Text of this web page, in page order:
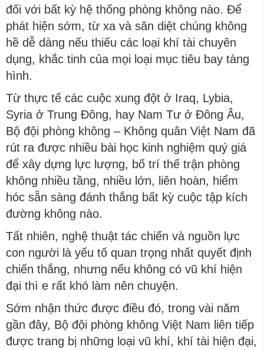
đối với bất kỳ hệ thống phòng không nào. Để
phát hiện sớm, từ xa và săn diệt chúng không
hề dễ dàng nếu thiếu các loại khí tài chuyên
dụng, khắc tinh của mọi loại mục tiêu bay tàng
hình.
Từ thực tế các cuộc xung đột ở Iraq, Lybia,
Syria ở Trung Đông, hay Nam Tư ở Đông Âu,
Bộ đội phòng không – Không quân Việt Nam đã
rút ra được nhiều bài học kinh nghiệm quý giá
để xây dựng lực lượng, bố trí thế trận phòng
không nhiều tầng, nhiều lớn, liên hoàn, hiểm
hóc sẵn sàng đánh thắng bất kỳ cuộc tập kích
đường không nào.
Tất nhiên, nghệ thuật tác chiến và nguồn lực
con người là yếu tố quan trọng nhất quyết định
chiến thắng, nhưng nếu không có vũ khí hiện
đại thì e rất khó làm nên chuyện.
Sớm nhận thức được điều đó, trong vài năm
gần đây, Bộ đội phòng không Việt Nam liên tiếp
được trang bị những loại vũ khí, khí tài hiện đại,